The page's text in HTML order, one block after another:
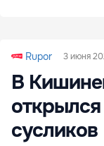
Rupor 3 июня
В
сусликов